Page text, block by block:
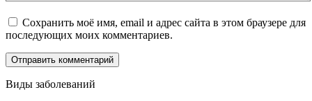
Сохранить моё имя, email и адрес сайта в этом браузере для
последующих моих комментариев.
Виды заболеваний